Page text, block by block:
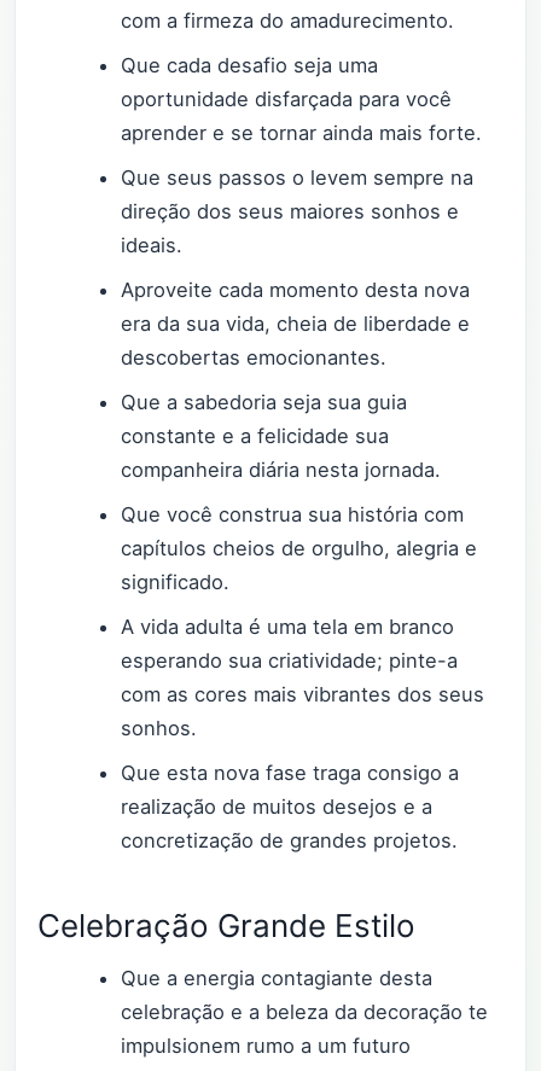
com a firmeza do amadurecimento.
Que cada desafio seja uma
oportunidade disfarçada para você
aprender e se tornar ainda mais forte.
Que seus passos o levem sempre na
direção dos seus maiores sonhos e
ideais.
Aproveite cada momento desta nova
era da sua vida, cheia de liberdade e
descobertas emocionantes.
Que a sabedoria seja sua guia
constante e a felicidade sua
companheira diária nesta jornada.
Que você construa sua história com
capítulos cheios de orgulho, alegria e
significado.
A vida adulta é uma tela em branco
esperando sua criatividade; pinte-a
com as cores mais vibrantes dos seus
sonhos.
Que esta nova fase traga consigo a
realização de muitos desejos e a
concretização de grandes projetos.
Celebração Grande Estilo
Que a energia contagiante desta
celebração e a beleza da decoração te
impulsionem rumo a um futuro